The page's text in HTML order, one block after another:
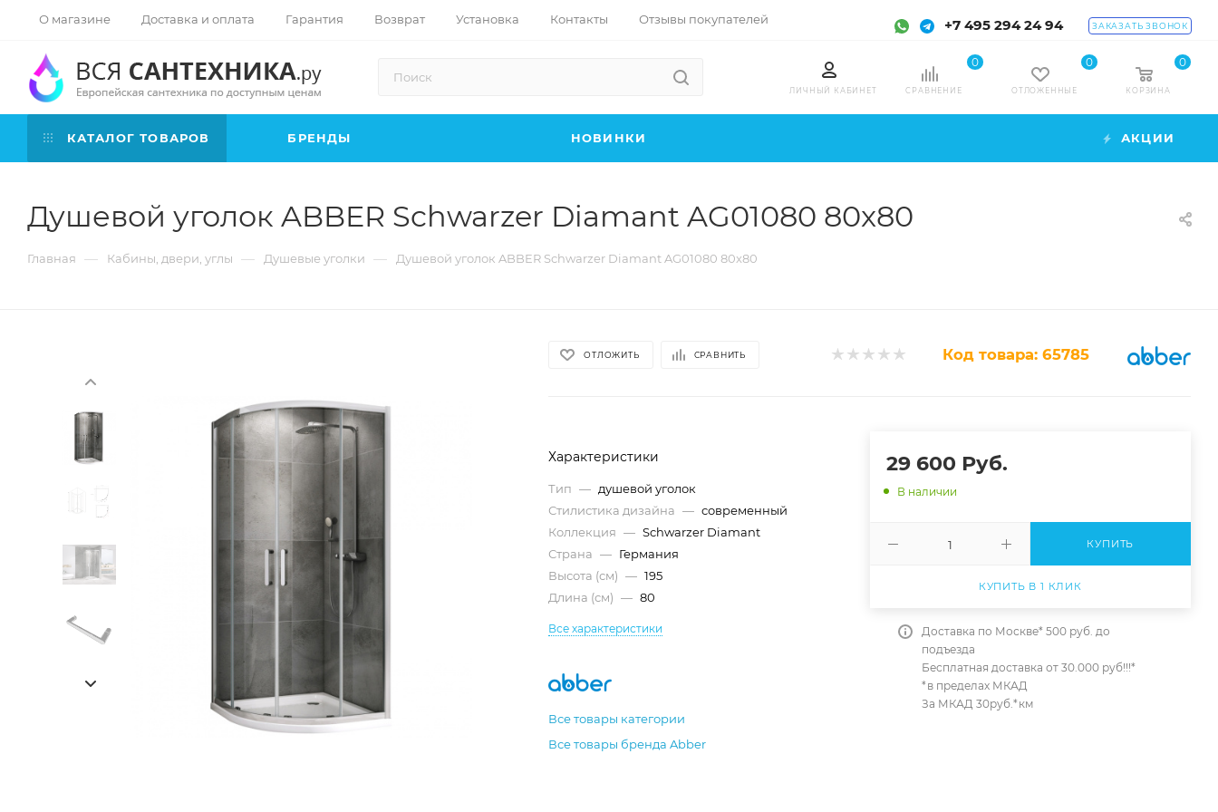
О магазине Доставка и оплата Гарантия Возврат Установка Контакты Отзывы покупателей +7 495 294 24 94 ЗАКАЗАТЬ ЗВОНОК
ЛИЧНЫЙ КАБИНЕТ СРАВНЕНИЕ
0
ОТЛОЖЕННЫЕ
0
КОРЗИНА
0
КАТАЛОГ ТОВАРОВ БРЕНДЫ НОВИНКИ АКЦИИ
Душевой уголок ABBER Schwarzer Diamant AG01080 80x80
Главная — Кабины, двери, углы — Душевые уголки — Душевой уголок ABBER Schwarzer Diamant AG01080 80x80
ОТЛОЖИТЬ СРАВНИТЬ Код товара: 65785
Характеристики
Тип — душевой уголок
Стилистика дизайна — современный
Коллекция — Schwarzer Diamant
Страна — Германия
Высота (см) — 195
Длина (см) — 80
Все характеристики
Все товары категории
Все товары бренда Abber
29 600 Руб.
В наличии
КУПИТЬ
КУПИТЬ В 1 КЛИК
Доставка по Москве* 500 руб. до
подъезда
Бесплатная доставка от 30.000 руб!!!*
*в пределах МКАД
За МКАД 30руб.*км